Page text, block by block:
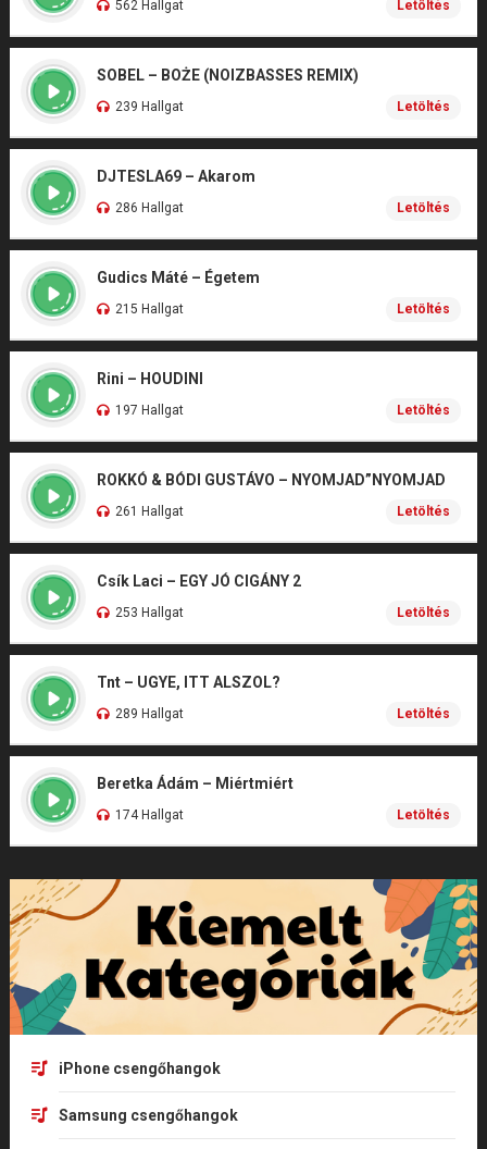
562 Hallgat Letöltés
SOBEL – BOŻE (NOIZBASSES REMIX)
239 Hallgat Letöltés
DJTESLA69 – Akarom
286 Hallgat Letöltés
Gudics Máté – Égetem
215 Hallgat Letöltés
Rini – HOUDINI
197 Hallgat Letöltés
ROKKÓ & BÓDI GUSTÁVO – NYOMJAD”NYOMJAD
261 Hallgat Letöltés
Csík Laci – EGY JÓ CIGÁNY 2
253 Hallgat Letöltés
Tnt – UGYE, ITT ALSZOL?
289 Hallgat Letöltés
Beretka Ádám – Miértmiért
174 Hallgat Letöltés
iPhone csengőhangok
Samsung csengőhangok